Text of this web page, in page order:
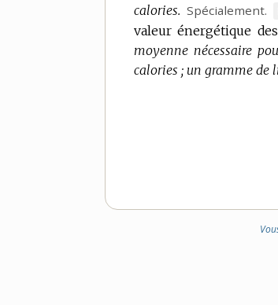
calories. Spécialement.
valeur énergétique
moyenne nécessaire
calories ; un gramme de